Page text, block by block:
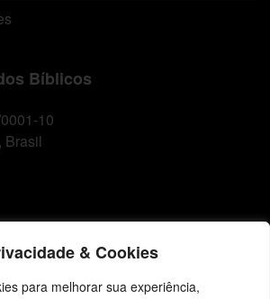
& Cookies
para melhorar sua experiência,
Bíblicos
10
Brasil